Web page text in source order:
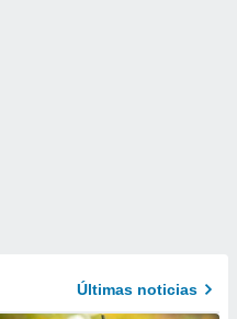
Últimas noticias